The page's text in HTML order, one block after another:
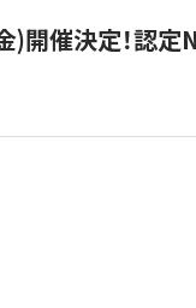
開催決定！認定